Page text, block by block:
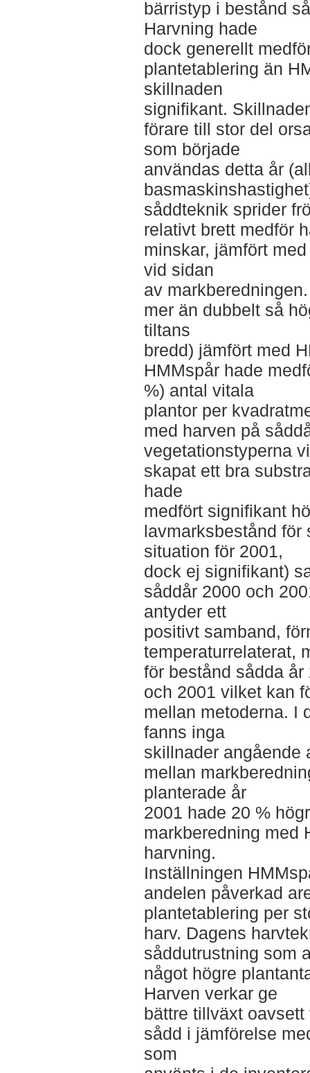
bärristyp i bestånd
Harvning hade
dock generellt
plantetablering än
skillnaden
signifikant.
förare till stor del
som började
användas detta år
såddteknik sprider
relativt brett medför
minskar, jämfört
vid sidan
av
mer än dubbelt så
tiltans
bredd) jämfört med
HMMspår hade
%) antal vitala
plantor per
med harven på
vegetationstyperna
skapat ett bra
hade
medfört signifikant
lavmarksbestånd för
situation för 2001,
dock ej signifikant)
såddår 2000 och
antyder ett
positivt samband,
temperaturrelaterat,
för bestånd sådda år
och 2001 vilket kan
mellan metoderna. I
fanns inga
skillnader angående
mellan
planterade år
2001 hade 20 %
markberedning med
harvning.
Inställningen
andelen påverkad
plantetablering per
harv. Dagens
såddutrustning som
något högre
Harven verkar ge
bättre tillväxt
sådd i jämförelse
som